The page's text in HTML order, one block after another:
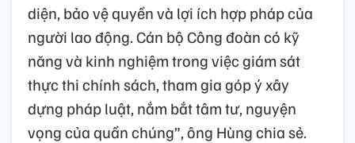
diện, bảo vệ quyền và lợi ích hợp pháp của
người lao động. Cán bộ Công đoàn có kỹ
năng và kinh nghiệm trong việc giám sát
thực thi chính sách, tham gia góp ý xây
dựng pháp luật, nắm bắt tâm tư, nguyện
vọng của quần chúng”, ông Hùng chia sẻ.